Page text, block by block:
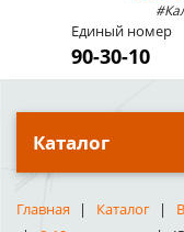
Единый номер
90-30-10
Каталог
Главная Каталог